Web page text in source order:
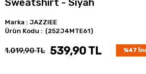
Sweatshirt - Siyah
Marka : JAZZIEE
(252J4MTE61)
1.019,90 TL 539,90 TL %47